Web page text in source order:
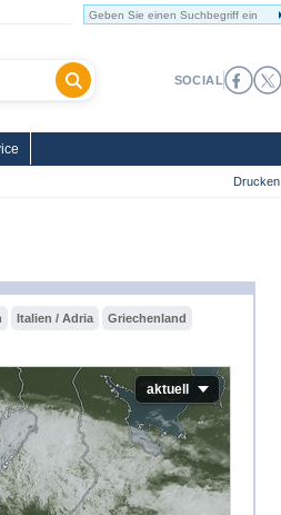
SOCIAL
Drucken
Italien / Adria
Griechenland